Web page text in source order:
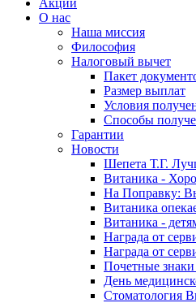
Акции
О нас
Наша миссия
Философия
Налоговый вычет
Пакет
Размер выплат
Условия
Способы
Гарантии
Новости
Шепета Т.Г.
Витаника -
На Поправку:
Витаника
Витаника -
Награда от
Награда от
Почетные
День
Стоматология